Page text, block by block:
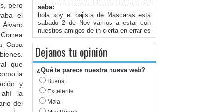
pero
el
Casa
que
la
y
ahí la
del
seba:
hola soy el bajista de Mascaras esta
sabado 2 de Nov vamos a estar con
nuestros amigos de in-cierta en errar es
divino les dejo un gran abrazo y los
esperamos para compàrtir una hermosa
noche a puro rock
maria isabel:
saludos a mi sobrino Lisandro
No Ma' Te Digo Rock :
prendidos a la radio! que sea roock!
papaa!! siempre y toda la vida!
Dejanos tu opinión
¿Qué te parece nuestra nueva web?
Buena
Excelente
Mala